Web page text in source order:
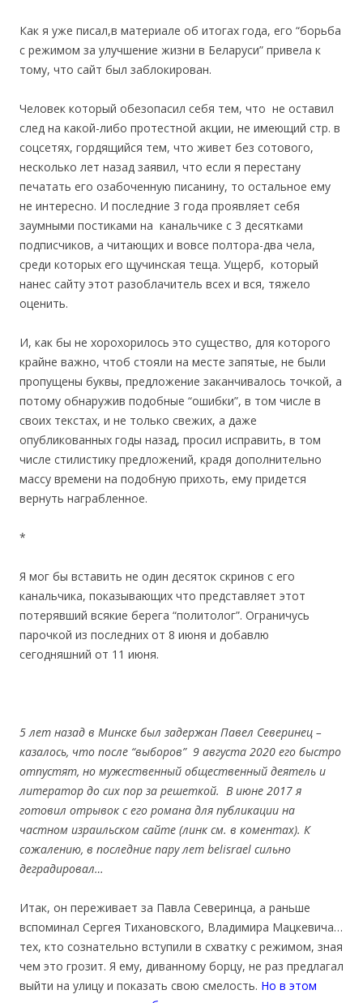
Как я уже писал,в материале об итогах года, его “борьба
с режимом за улучшение жизни в Беларуси” привела к
тому, что сайт был заблокирован.
Человек который обезопасил себя тем, что не оставил
след на какой-либо протестной акции, не имеющий стр. в
соцсетях, гордящийся тем, что живет без сотового,
несколько лет назад заявил, что если я перестану
печатать его озабоченную писанину, то остальное ему
не интересно. И последние 3 года проявляет себя
заумными постиками на канальчике с 3 десятками
подписчиков, а читающих и вовсе полтора-два чела,
среди которых его щучинская теща. Ущерб, который
нанес сайту этот разоблачитель всех и вся, тяжело
оценить.
И, как бы не хорохорилось это существо, для которого
крайне важно, чтоб стояли на месте запятые, не были
пропущены буквы, предложение заканчивалось точкой, а
потому обнаружив подобные “ошибки”, в том числе в
своих текстах, и не только свежих, а даже
опубликованных годы назад, просил исправить, в том
числе стилистику предложений, крадя дополнительно
массу времени на подобную прихоть, ему придется
вернуть награбленное.
*
Я мог бы вставить не один десяток скринов с его
канальчика, показывающих что представляет этот
потерявший всякие берега “политолог”. Ограничусь
парочкой из последних от 8 июня и добавлю
сегодняшний от 11 июня.
5 лет назад в Минске был задержан Павел Северинец –
казалось, что после “выборов” 9 августа 2020 его быстро
отпустят, но мужественный общественный деятель и
литератор до сих пор за решеткой. В июне 2017 я
готовил отрывок с его романа для публикации на
частном израильском сайте (линк см. в коментах). К
сожалению, в последние пару лет belisrael сильно
деградировал…
Итак, он переживает за Павла Северинца, а раньше
вспоминал Сергея Тихановского, Владимира Мацкевича…
тех, кто сознательно вступили в схватку с режимом, зная
чем это грозит. Я ему, диванному борцу, не раз предлагал
выйти на улицу и показать свою смелость. Но в этом